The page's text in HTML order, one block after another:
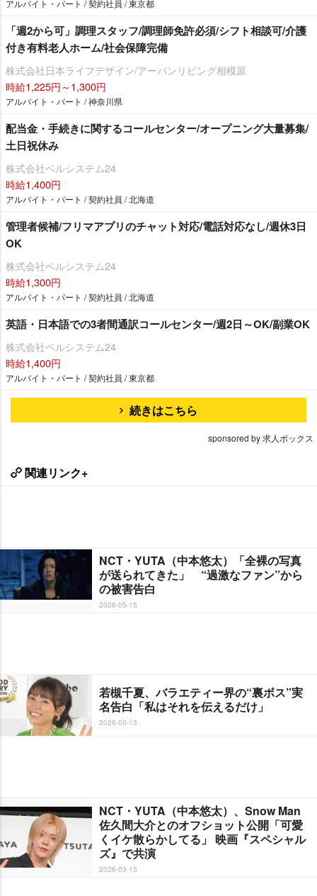
アルバイト・パート / 契約社員 / 東京都
「週2から可」調理スタッフ/調理師免許必須/シフト相談可/介護
付き有料老人ホーム/社会保障完備
株式会社日本ライフデザイン/アーバンリビング相模原
時給1,225円～1,300円
アルバイト・パート / 神奈川県
配当金・手続きに関するコールセンター/オープニング大量募集/
土日祝休み
株式会社ベルシステム24
時給1,400円
アルバイト・パート / 契約社員 / 北海道
管理者候補/フリマアプリのチャット対応/電話対応なし/週休3日
OK
株式会社ベルシステム24
時給1,300円
アルバイト・パート / 契約社員 / 北海道
英語・日本語での3者間通訳コールセンター/週2日～OK/副業OK
株式会社ベルシステム24
時給1,400円
アルバイト・パート / 契約社員 / 東京都
続きはこちら
sponsored by 求人ボックス
関連リンク+
NCT・YUTA（中本悠太）「全裸の写真
が送られてきた」 “過激なファン”から
の被害告白
2026-05-15
若槻千夏、バラエティー界の“裏ボス”実
名告白「私はそれを伝えるだけ」
2026-05-13
NCT・YUTA（中本悠太）、Snow Man
佐久間大介とのオフショット公開「可愛
くイケ散らかしてる」 映画『スペシャル
ズ』で共演
2026-03-15